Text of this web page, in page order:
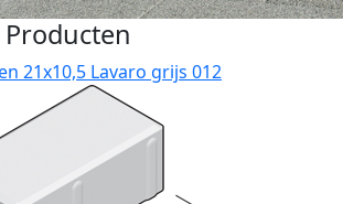
21x10,5 Lavaro grijs 012